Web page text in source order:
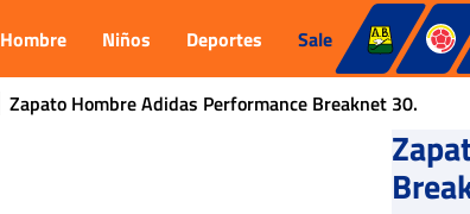
Hombre Niños Deportes Sale
Zapato Hombre Adidas Performance Breaknet 30.